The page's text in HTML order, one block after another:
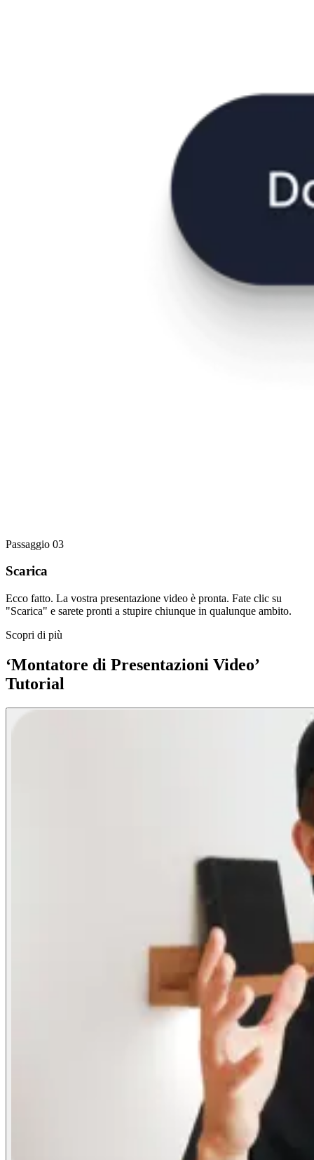
Passaggio 03
Scarica
Ecco fatto. La vostra presentazione video è pronta. Fate clic su
"Scarica" e sarete pronti a stupire chiunque in qualunque ambito.
Scopri di più
‘Montatore di Presentazioni Video’
Tutorial